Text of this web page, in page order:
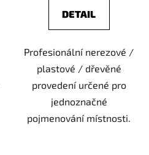
DETAIL
Profesionální nerezové /
plastové / dřevěné
provedení určené pro
jednoznačné
pojmenování místnosti.